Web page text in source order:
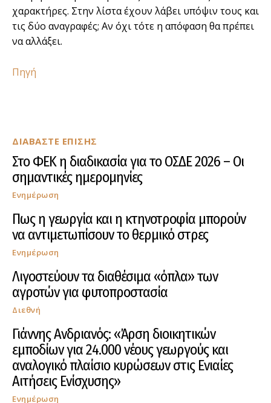
ΔΙΑΒΑΣΤΕ ΕΠΙΣΗΣ
Στο ΦΕΚ η διαδικασία για το ΟΣΔΕ 2026 – Οι
σημαντικές ημερομηνίες
Ενημέρωση
Πως η γεωργία και η κτηνοτροφία μπορούν
να αντιμετωπίσουν το θερμικό στρες
Ενημέρωση
Λιγοστεύουν τα διαθέσιμα «όπλα» των
αγροτών για φυτοπροστασία
Διεθνή
Γιάννης Ανδριανός: «Άρση διοικητικών
εμποδίων για 24.000 νέους γεωργούς και
αναλογικό πλαίσιο κυρώσεων στις Ενιαίες
Αιτήσεις Ενίσχυσης»
Ενημέρωση
χαρακτήρες. Στην λίστα έχουν λάβει υπόψιν τους και
τις δύο αναγραφές; Αν όχι τότε η απόφαση θα πρέπει
να αλλάξει.
Πηγή